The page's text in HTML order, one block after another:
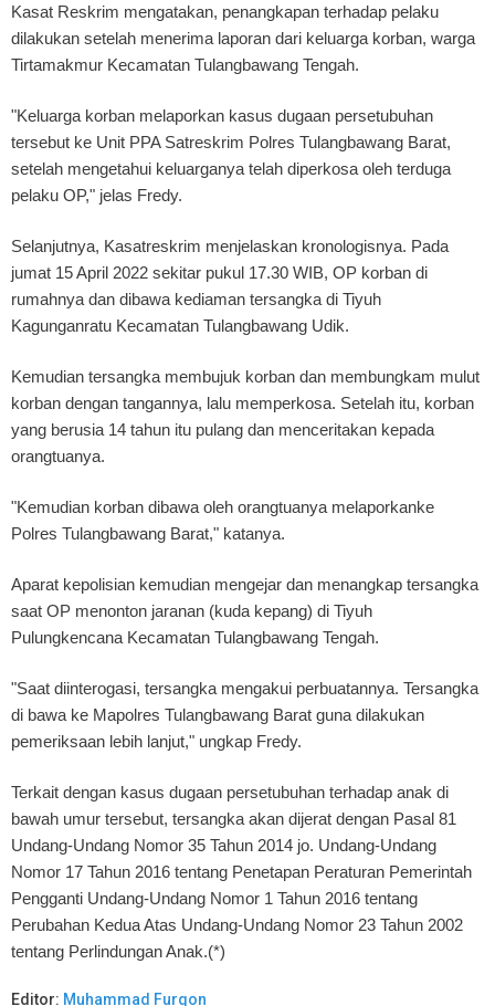
Kasat Reskrim mengatakan, penangkapan terhadap pelaku
dilakukan setelah menerima laporan dari keluarga korban, warga
Tirtamakmur Kecamatan Tulangbawang Tengah.
"Keluarga korban melaporkan kasus dugaan persetubuhan
tersebut ke Unit PPA Satreskrim Polres Tulangbawang Barat,
setelah mengetahui keluarganya telah diperkosa oleh terduga
pelaku OP," jelas Fredy.
Selanjutnya, Kasatreskrim menjelaskan kronologisnya. Pada
jumat 15 April 2022 sekitar pukul 17.30 WIB, OP korban di
rumahnya dan dibawa kediaman tersangka di Tiyuh
Kagunganratu Kecamatan Tulangbawang Udik.
Kemudian tersangka membujuk korban dan membungkam mulut
korban dengan tangannya, lalu memperkosa. Setelah itu, korban
yang berusia 14 tahun itu pulang dan menceritakan kepada
orangtuanya.
"Kemudian korban dibawa oleh orangtuanya melaporkanke
Polres Tulangbawang Barat," katanya.
Aparat kepolisian kemudian mengejar dan menangkap tersangka
saat OP menonton jaranan (kuda kepang) di Tiyuh
Pulungkencana Kecamatan Tulangbawang Tengah.
"Saat diinterogasi, tersangka mengakui perbuatannya. Tersangka
di bawa ke Mapolres Tulangbawang Barat guna dilakukan
pemeriksaan lebih lanjut," ungkap Fredy.
Terkait dengan kasus dugaan persetubuhan terhadap anak di
bawah umur tersebut, tersangka akan dijerat dengan Pasal 81
Undang-Undang Nomor 35 Tahun 2014 jo. Undang-Undang
Nomor 17 Tahun 2016 tentang Penetapan Peraturan Pemerintah
Pengganti Undang-Undang Nomor 1 Tahun 2016 tentang
Perubahan Kedua Atas Undang-Undang Nomor 23 Tahun 2002
tentang Perlindungan Anak.(*)
Editor: Muhammad Furqon